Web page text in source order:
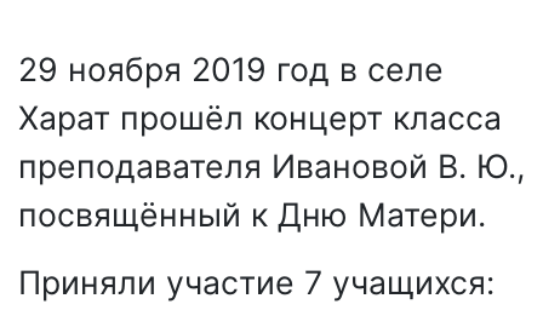
29 ноября 2019 год в селе
Харат прошёл концерт класса
преподавателя Ивановой В. Ю.,
посвящённый к Дню Матери.
Приняли участие 7 учащихся: